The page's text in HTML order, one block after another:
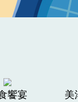
饗宴 美